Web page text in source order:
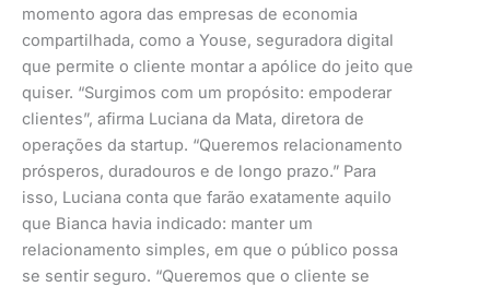
momento agora das empresas de economia
compartilhada, como a Youse, seguradora digital
que permite o cliente montar a apólice do jeito que
quiser. “Surgimos com um propósito: empoderar
clientes”, afirma Luciana da Mata, diretora de
operações da startup. “Queremos relacionamento
prósperos, duradouros e de longo prazo.” Para
isso, Luciana conta que farão exatamente aquilo
que Bianca havia indicado: manter um
relacionamento simples, em que o público possa
se sentir seguro. “Queremos que o cliente se